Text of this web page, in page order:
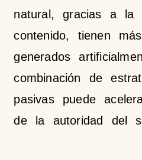
natural, gracias a la
contenido, tienen
generados
combinación de
pasivas puede
de la autoridad del